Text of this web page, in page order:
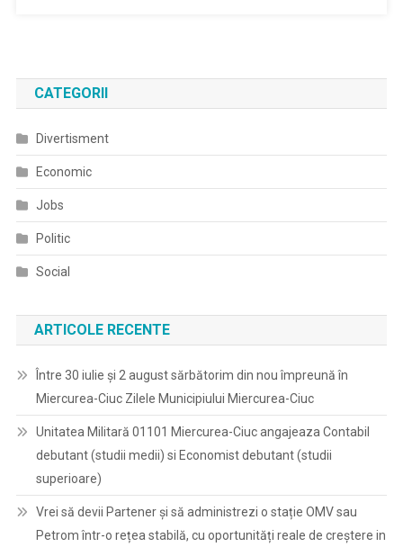
CATEGORII
Divertisment
Economic
Jobs
Politic
Social
ARTICOLE RECENTE
Între 30 iulie și 2 august sărbătorim din nou împreună în
Miercurea-Ciuc Zilele Municipiului Miercurea-Ciuc
Unitatea Militară 01101 Miercurea-Ciuc angajeaza Contabil
debutant (studii medii) si Economist debutant (studii
superioare)
Vrei să devii Partener și să administrezi o stație OMV sau
Petrom într-o rețea stabilă, cu oportunități reale de creștere in